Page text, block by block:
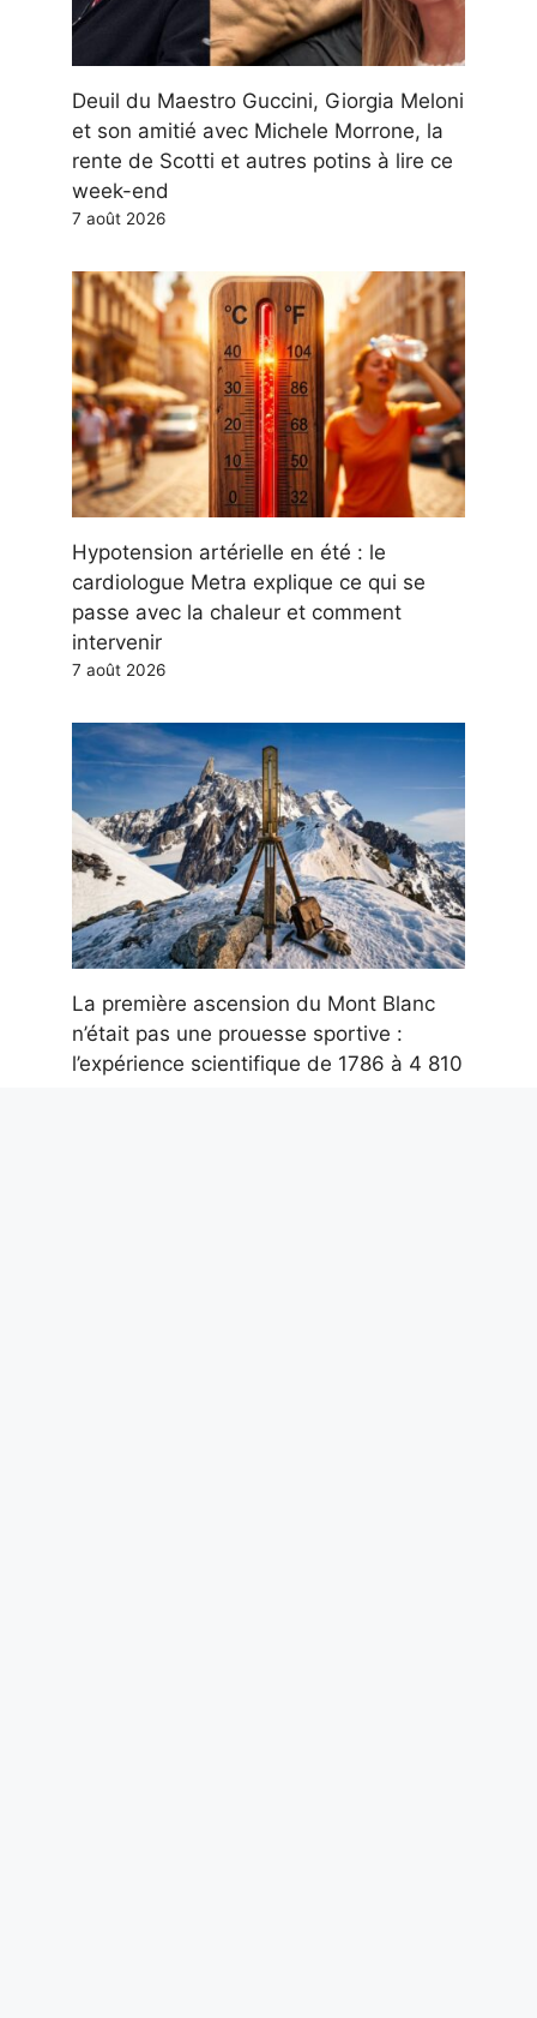
Deuil du Maestro Guccini, Giorgia Meloni
et son amitié avec Michele Morrone, la
rente de Scotti et autres potins à lire ce
week-end
7 août 2026
Hypotension artérielle en été : le
cardiologue Metra explique ce qui se
passe avec la chaleur et comment
intervenir
7 août 2026
La première ascension du Mont Blanc
n’était pas une prouesse sportive :
l’expérience scientifique de 1786 à 4 810